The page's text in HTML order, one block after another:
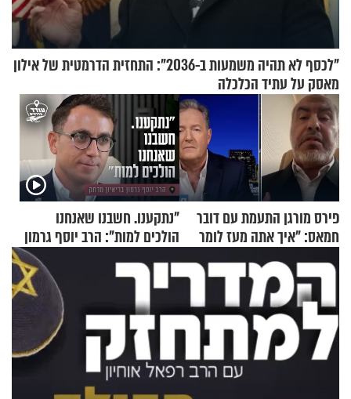
"לכסף לא תהיה משמעות ב-2036": התחזית הדרמטית של אילון
מאסק על עתיד הכלכלה
פירס מורגן התעמת עם דובר
חמאס: "איך אתה מעז לומר
שלא ביצעתם פשעי מלחמה?!"
"נתקענו. חשבנו שאנחנו
הולכים למות": הרב יוסף גרמון
בריאיון מרתק